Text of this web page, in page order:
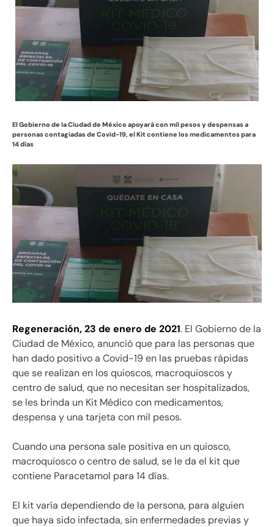
El Gobierno de la Ciudad de México apoyará con mil pesos y despensas a
personas contagiadas de Covid-19, el Kit contiene los medicamentos para
14 días
Regeneración, 23 de enero de 2021. El Gobierno de la
Ciudad de México, anunció que para las personas que
han dado positivo a Covid-19 en las pruebas rápidas
que se realizan en los quioscos, macroquioscos y
centro de salud, que no necesitan ser hospitalizados,
se les brinda un Kit Médico con medicamentos,
despensa y una tarjeta con mil pesos.
Cuando una persona sale positiva en un quiosco,
macroquiosco o centro de salud, se le da el kit que
contiene Paracetamol para 14 días.
El kit varía dependiendo de la persona, para alguien
que haya sido infectada, sin enfermedades previas y